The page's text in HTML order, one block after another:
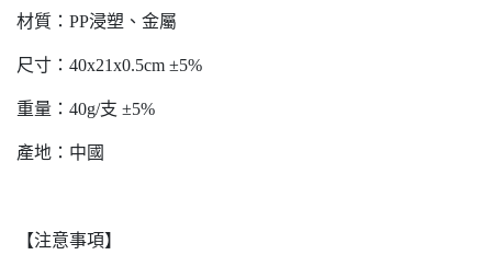
材質：PP浸塑、金屬
尺寸：40x21x0.5cm ±5%
重量：40g/支 ±5%
產地：中國
【注意事項】